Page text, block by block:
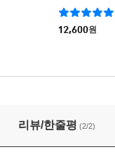
12,600원
란한가
리뷰/한줄평 (2/2)